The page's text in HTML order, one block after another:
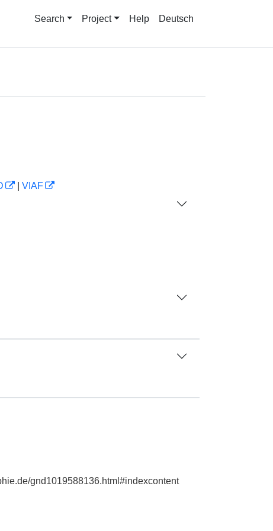
Search Project Help Deutsch
VIAF
gnd1019588136.html#indexcontent